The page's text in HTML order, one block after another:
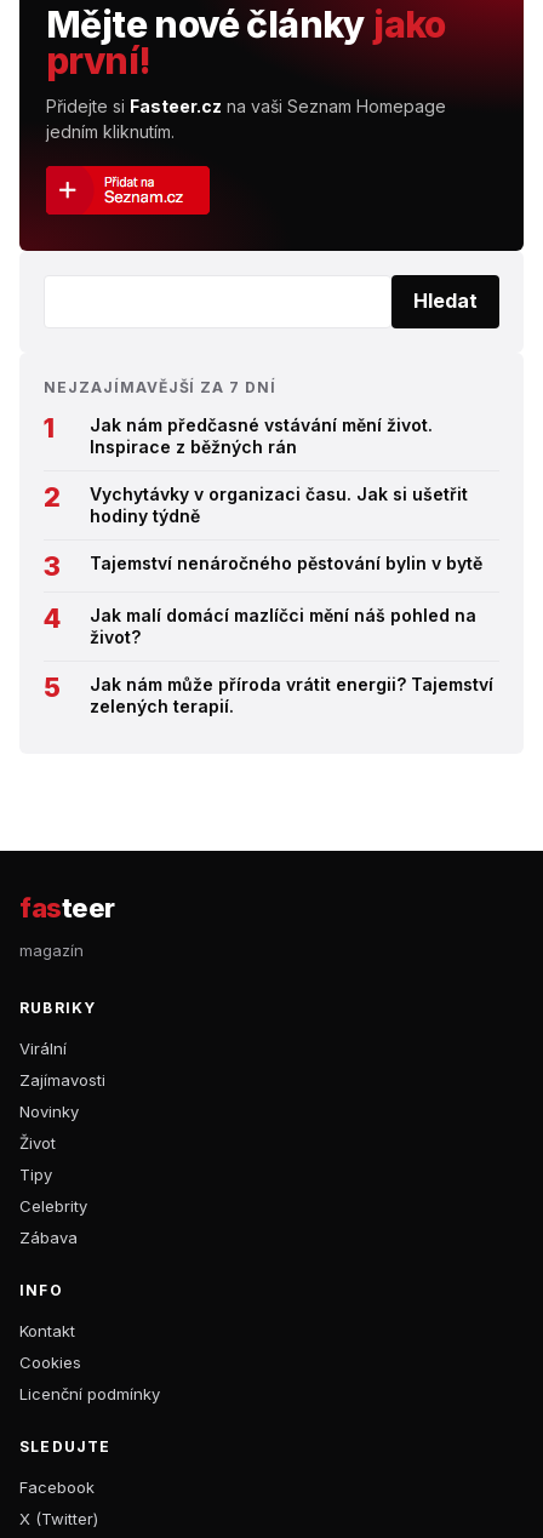
Mějte nové články jako
první!
Přidejte si Fasteer.cz na vaši Seznam Homepage
jedním kliknutím.
Hledat
NEJZAJÍMAVĚJŠÍ ZA 7 DNÍ
Jak nám předčasné vstávání mění život.
Inspirace z běžných rán
Vychytávky v organizaci času. Jak si ušetřit
hodiny týdně
Tajemství nenáročného pěstování bylin v bytě
Jak malí domácí mazlíčci mění náš pohled na
život?
Jak nám může příroda vrátit energii? Tajemství
zelených terapií.
fasteer
magazín
RUBRIKY
Virální
Zajímavosti
Novinky
Život
Tipy
Celebrity
Zábava
INFO
Kontakt
Cookies
Licenční podmínky
SLEDUJTE
Facebook
X (Twitter)